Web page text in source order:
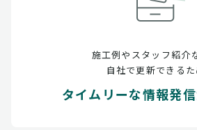
施工例やスタッフ紹介
自社で更新できるた
タイムリーな情報発信